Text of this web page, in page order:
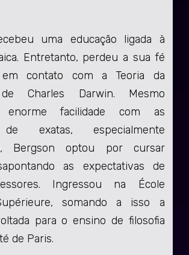
uma educação ligada à
Entretanto, perdeu a sua fé
contato com a Teoria da
Charles Darwin. Mesmo
enorme facilidade com as
exatas, especialmente
Bergson optou por cursar
as expectativas de
Ingressou na École
somando a isso a
para o ensino de filosofia
de Paris.